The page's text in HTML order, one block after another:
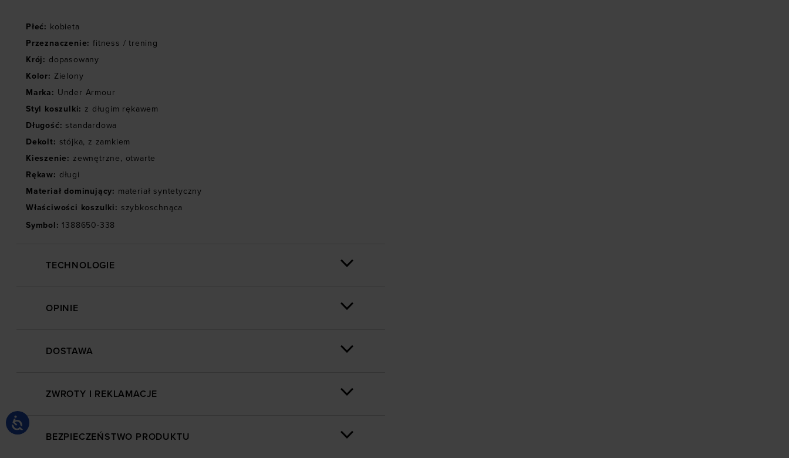
Płeć: kobieta
Przeznaczenie: fitness / trening
Krój: dopasowany
Kolor: Zielony
Marka: Under Armour
Styl koszulki: z długim rękawem
Długość: standardowa
Dekolt: stójka, z zamkiem
Kieszenie: zewnętrzne, otwarte
Rękaw: długi
Materiał dominujący: materiał syntetyczny
Właściwości koszulki: szybkoschnąca
Symbol: 1388650-338
TECHNOLOGIE
OPINIE
DOSTAWA
ZWROTY I REKLAMACJE
BEZPIECZEŃSTWO PRODUKTU